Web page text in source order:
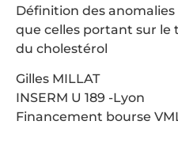
Définition des
que celles portant sur
du cholestérol
Gilles MILLAT
INSERM U 189 -Lyon
Financement bourse